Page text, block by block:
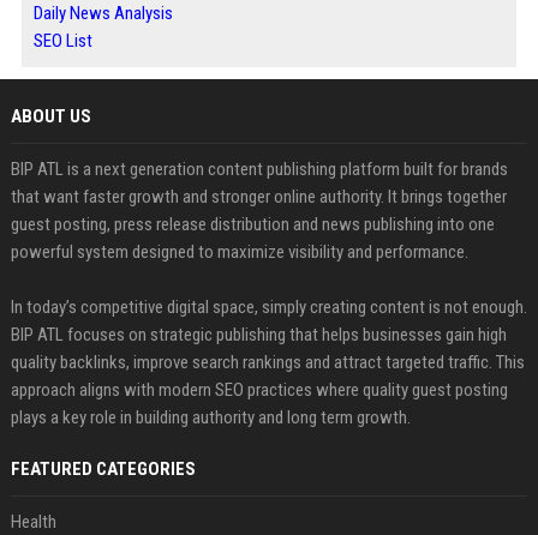
Daily News Analysis
SEO List
ABOUT US
BIP ATL is a next generation content publishing platform built for brands
that want faster growth and stronger online authority. It brings together
guest posting, press release distribution and news publishing into one
powerful system designed to maximize visibility and performance.
In today’s competitive digital space, simply creating content is not enough.
BIP ATL focuses on strategic publishing that helps businesses gain high
quality backlinks, improve search rankings and attract targeted traffic. This
approach aligns with modern SEO practices where quality guest posting
plays a key role in building authority and long term growth.
FEATURED CATEGORIES
Health